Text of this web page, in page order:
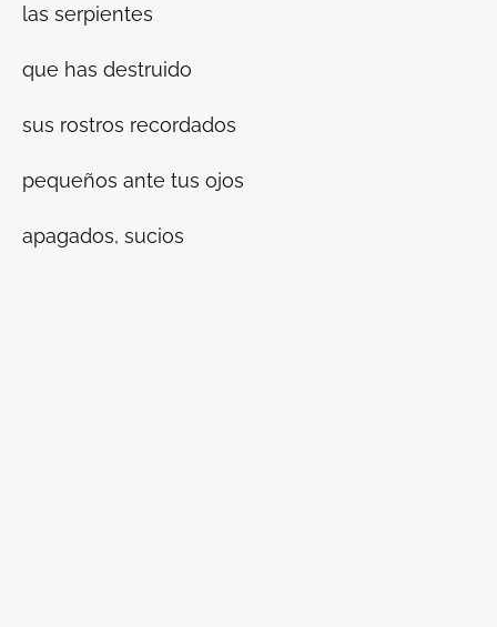
las serpientes
que has destruido
sus rostros recordados
pequeños ante tus ojos
apagados, sucios